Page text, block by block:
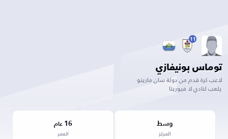
11
توماس بونيفازي
لاعب كرة قدم من دولة سان مارينو
يلعب لنادي لا فيوريتا
وسط
المركز
16 عام
العمر